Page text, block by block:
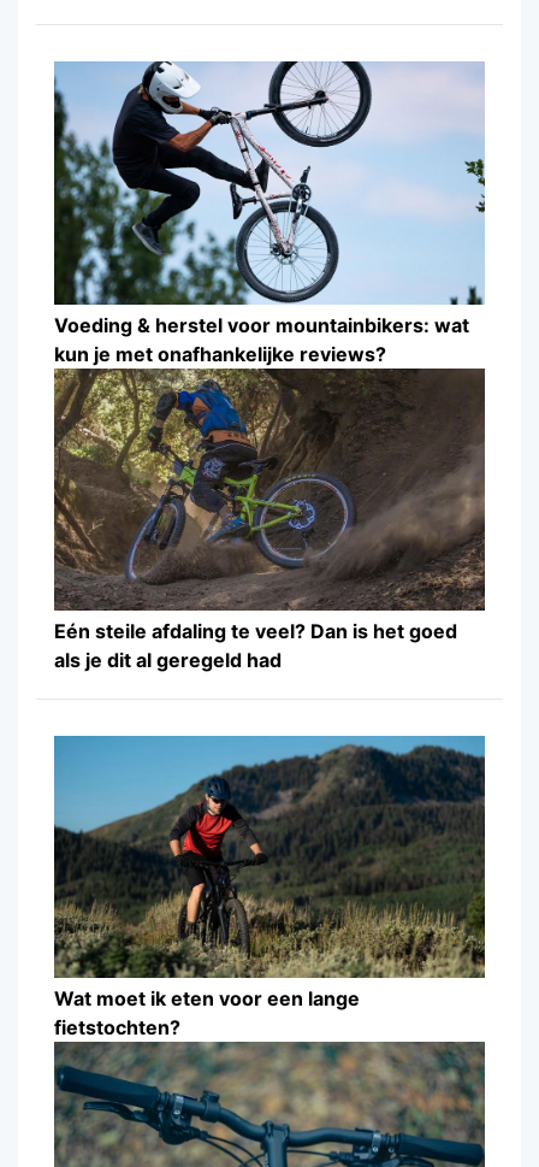
Voeding & herstel voor mountainbikers: wat
kun je met onafhankelijke reviews?
Eén steile afdaling te veel? Dan is het goed
als je dit al geregeld had
Wat moet ik eten voor een lange
fietstochten?